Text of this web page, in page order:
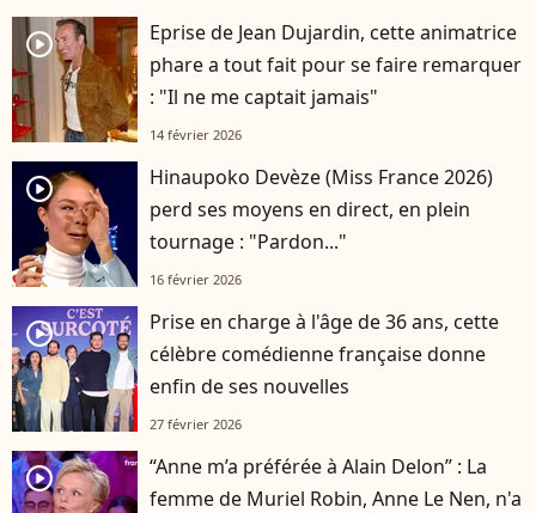
player2
Eprise de Jean Dujardin, cette animatrice
phare a tout fait pour se faire remarquer
: "Il ne me captait jamais"
14 février 2026
player2
Hinaupoko Devèze (Miss France 2026)
perd ses moyens en direct, en plein
tournage : "Pardon..."
16 février 2026
player2
Prise en charge à l'âge de 36 ans, cette
célèbre comédienne française donne
enfin de ses nouvelles
27 février 2026
player2
“Anne m’a préférée à Alain Delon” : La
femme de Muriel Robin, Anne Le Nen, n'a